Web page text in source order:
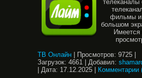
телеканалы
фильмы и
большом
ТВ Онлайн
Просмотров: 9725
Загрузок: 4661 Добавил:
Дата: 17.12.2025 Комментарии